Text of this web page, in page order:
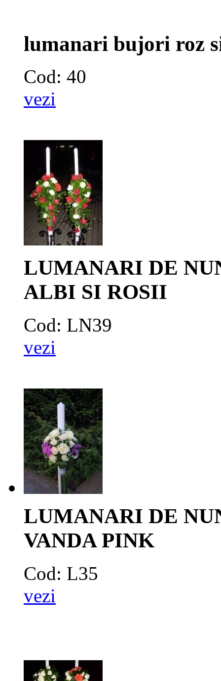
lumanari bujori roz
Cod: 40
vezi
LUMANARI DE
ALBI SI ROSII
Cod: LN39
vezi
LUMANARI DE
VANDA PINK
Cod: L35
vezi